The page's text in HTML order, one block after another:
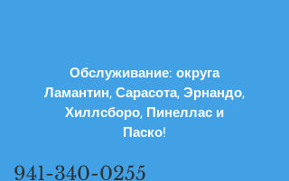
Обслуживание: округа
Ламантин, Сарасота, Эрнандо,
Хиллсборо, Пинеллас и
Паско!
941-340-0255